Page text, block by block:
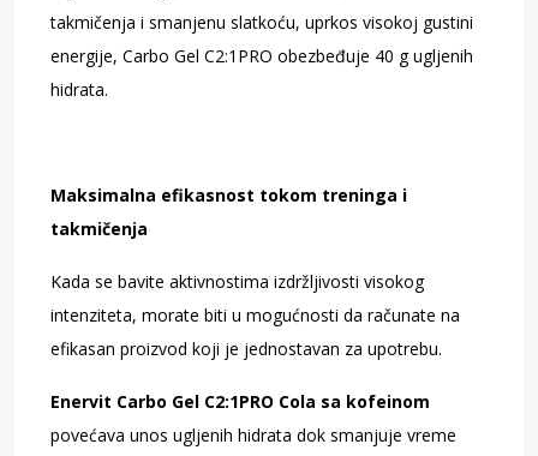
takmičenja i smanjenu slatkoću, uprkos visokoj gustini
energije, Carbo Gel C2:1PRO obezbeđuje 40 g ugljenih
hidrata.
Maksimalna efikasnost tokom treninga i
takmičenja
Kada se bavite aktivnostima izdržljivosti visokog
intenziteta, morate biti u mogućnosti da računate na
efikasan proizvod koji je jednostavan za upotrebu.
Enervit Carbo Gel C2:1PRO Cola sa kofeinom
povećava unos ugljenih hidrata dok smanjuje vreme